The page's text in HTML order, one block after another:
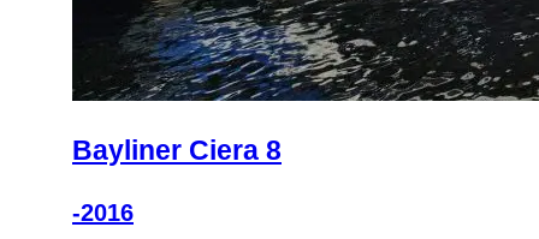
Bayliner Ciera 8
-2016